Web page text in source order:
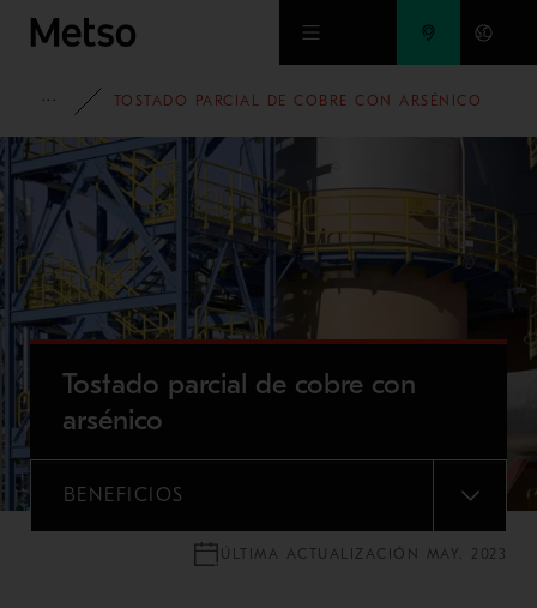
Ir al contenido principal
PORTAFOLIO
TOSTADO PARCIAL DE COBRE CON ARSÉNICO
Tostado parcial de cobre con
arsénico
BENEFICIOS
MENU
ÚLTIMA ACTUALIZACIÓN MAY. 2023